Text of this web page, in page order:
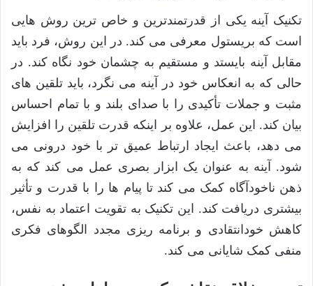
تکنیک آینه یکی از قدرتمندترین و خاص ترین روش هایی
است که بریستول معرفی می کند. در این روش، فرد باید
مقابل آینه بایستد و مستقیم به چشمان خود نگاه کند. در
حالی که به انعکاس خود در آینه می نگرد، باید تلقین های
مثبت و جملات تأکیدی را با صدای بلند و با تمام احساس
بیان کند. این عمل، علاوه بر اینکه قدرت تلقین را افزایش
می دهد، باعث ایجاد ارتباط عمیق تر با خود درونی می
شود. آینه به عنوان یک ابزار بصری عمل می کند که به
ذهن ناخودآگاه کمک می کند تا پیام ها را با قدرت و تأثیر
بیشتری دریافت کند. این تکنیک به تقویت اعتماد به نفس،
کاهش خودانتقادی و برنامه ریزی مجدد الگوهای فکری
منفی کمک شایانی می کند.